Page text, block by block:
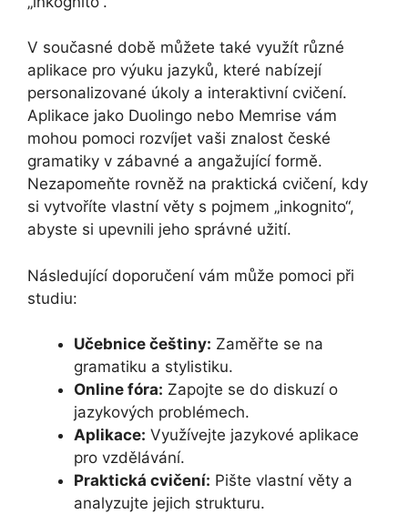
V současné době můžete také využít různé
aplikace pro výuku jazyků, které nabízejí
personalizované úkoly a interaktivní cvičení.
Aplikace jako Duolingo nebo Memrise vám
mohou pomoci rozvíjet vaši znalost české
gramatiky v zábavné a angažující formě.
Nezapomeňte rovněž na praktická cvičení, kdy
si vytvoříte vlastní věty s pojmem „inkognito“,
abyste si upevnili jeho správné užití.
Následující doporučení vám může pomoci při
studiu:
Učebnice češtiny: Zaměřte se na
gramatiku a stylistiku.
Online fóra: Zapojte se do diskuzí o
jazykových problémech.
Aplikace: Využívejte jazykové aplikace
pro vzdělávání.
Praktická cvičení: Pište vlastní věty a
analyzujte jejich strukturu.